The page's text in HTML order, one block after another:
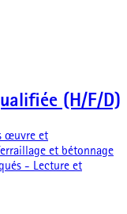
(H/F/D)
œuvre et
et bétonnage
- Lecture et